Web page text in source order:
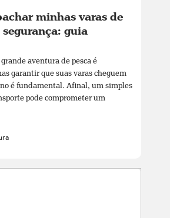
minhas varas de
segurança: guia
aventura de pesca é
garantir que suas varas cheguem
é fundamental. Afinal, um simples
pode comprometer um